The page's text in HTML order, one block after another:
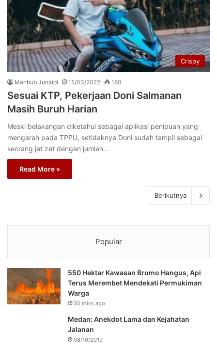
Crispy
Mahbub Junaidi 15/03/2022 180
Sesuai KTP, Pekerjaan Doni Salmanan
Masih Buruh Harian
Meski belakangan diketahui sebagai aplikasi penipuan yang
mengarah pada TPPU, setidaknya Doni sudah tampil sebagai
seorang jet zet dengan jumlah…
Read More »
Berikutnya
Popular
550 Hektar Kawasan Bromo Hangus, Api
Terus Merembet Mendekati Permukiman
Warga
35 mins ago
Medan: Anekdot Lama dan Kejahatan
Jalanan
08/10/2019